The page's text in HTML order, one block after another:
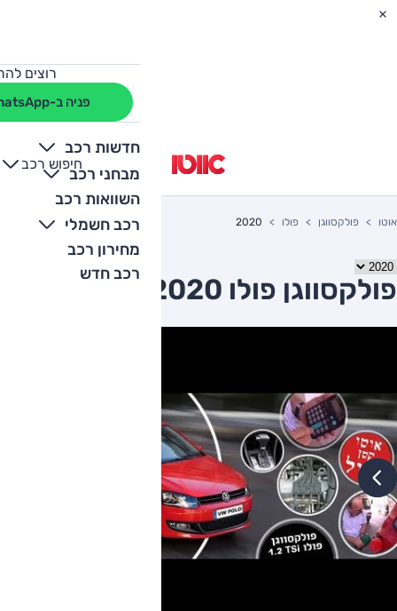
רוצים
פניה ב-WhatsApp
חדשות רכב
מבחני רכב
השוואות רכב
רכב חשמלי
מחירון רכב
רכב חדש
חיפוש רכב
+
-
אוטו פולקסווגן פולו 2020
פולקסווגן פולו 2020 יד שניה